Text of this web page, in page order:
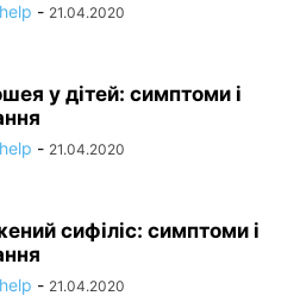
- 21.04.2020
у дітей: симптоми і
- 21.04.2020
сифіліс: симптоми і
- 21.04.2020